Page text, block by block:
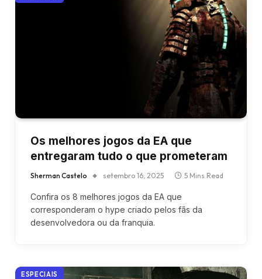
Os melhores jogos da EA que
entregaram tudo o que prometeram
Sherman Castelo setembro 16, 2025 5 Mins Read
Confira os 8 melhores jogos da EA que
corresponderam o hype criado pelos fãs da
desenvolvedora ou da franquia.
ESPECIAIS